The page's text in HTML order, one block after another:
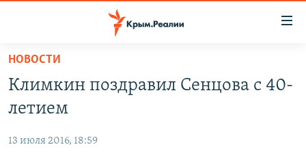
Вернуться
основному
содержанию
КАРТА ВОЕННЫХ ОБЪЕКТОВ КРЫМА
ИСТОРИЯ
НОВОСТИ
Климкин поздравил Сенцова с 40-
летием
13 июля 2016, 18:59